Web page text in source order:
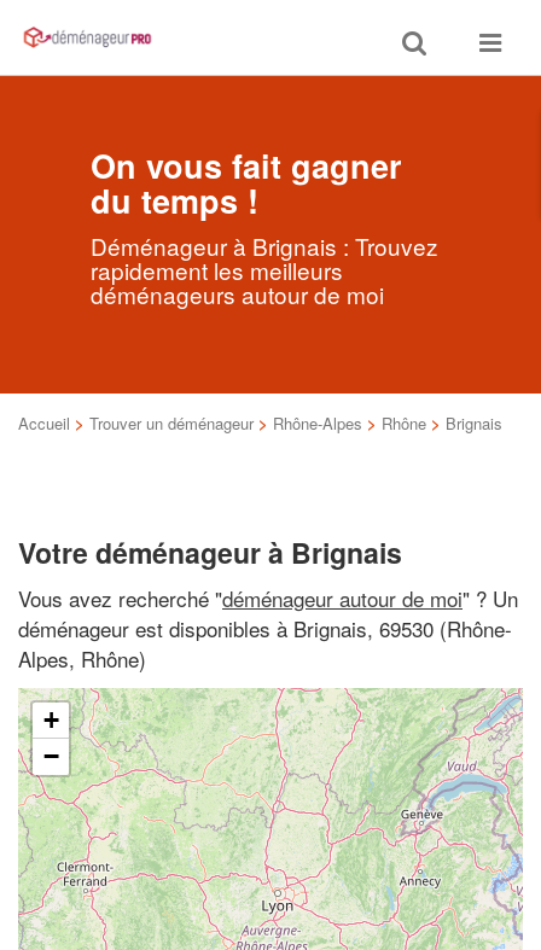
Toggle
search
Toggle
On vous fait gagner
du temps !
Déménageur à Brignais : Trouvez
rapidement les meilleurs
déménageurs autour de moi
Accueil > Trouver un déménageur > Rhône-Alpes > Rhône > Brignais
Votre déménageur à Brignais
Vous avez recherché "déménageur autour de moi" ? Un
déménageur est disponibles à Brignais, 69530 (Rhône-
Alpes, Rhône)
+
−